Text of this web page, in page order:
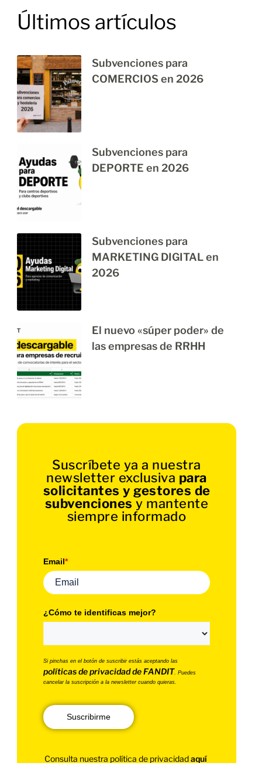
Últimos artículos
Subvenciones para
COMERCIOS en 2026
Subvenciones para
DEPORTE en 2026
Subvenciones para
MARKETING DIGITAL en
2026
El nuevo «súper poder» de
las empresas de RRHH
Suscríbete ya a nuestra
newsletter exclusiva para
solicitantes y gestores de
subvenciones y mantente
siempre informado
Email*
¿Cómo te identificas mejor?
Si pinchas en el botón de suscribir estás aceptando las
políticas de privacidad de FANDIT . Puedes
cancelar la suscripción a la newsletter cuando quieras.
Suscribirme
Consulta nuestra política de privacidadaquí